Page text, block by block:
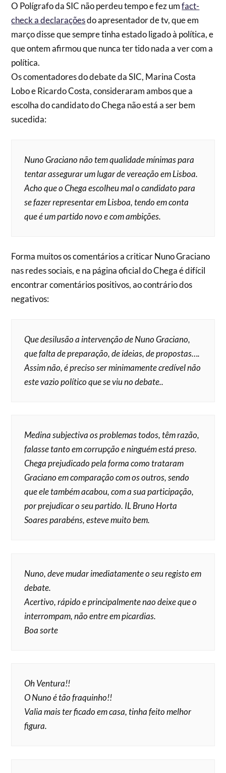
O Polígrafo da SIC não perdeu tempo e fez umfact-
check a declaraçõesdo apresentador de tv, que em
março disse que sempre tinha estado ligado à política, e
que ontem afirmou que nunca ter tido nada a ver com a
política.
Os comentadores do debate da SIC, Marina Costa
Lobo e Ricardo Costa, consideraram ambos que a
escolha do candidato do Chega não está a ser bem
sucedida:
Nuno Graciano não tem qualidade mínimas para
tentar assegurar um lugar de vereação em Lisboa.
Acho que o Chega escolheu mal o candidato para
se fazer representar em Lisboa, tendo em conta
que é um partido novo e com ambições.
Forma muitos os comentários a criticar Nuno Graciano
nas redes sociais, e na página oficial do Chega é difícil
encontrar comentários positivos, ao contrário dos
negativos:
Que desilusão a intervenção de Nuno Graciano,
que falta de preparação, de ideias, de propostas….
Assim não, é preciso ser minimamente credível não
este vazio político que se viu no debate..
Medina subjectiva os problemas todos, têm razão,
falasse tanto em corrupção e ninguém está preso.
Chega prejudicado pela forma como trataram
Graciano em comparação com os outros, sendo
que ele também acabou, com a sua participação,
por prejudicar o seu partido. IL Bruno Horta
Soares parabéns, esteve muito bem.
Nuno, deve mudar imediatamente o seu registo em
debate.
Acertivo, rápido e principalmente nao deixe que o
interrompam, não entre em picardias.
Boa sorte
Oh Ventura!!
O Nuno é tão fraquinho!!
Valia mais ter ficado em casa, tinha feito melhor
figura.